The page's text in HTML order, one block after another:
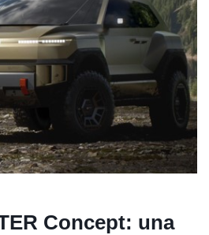
Concept: una